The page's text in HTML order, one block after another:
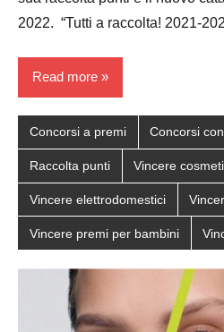
2022. “Tutti a raccolta! 2021-
Read more
Concorsi a premi Concorsi
Raccolta punti Vincere
Vincere elettrodomestici
Vincere premi per bambini